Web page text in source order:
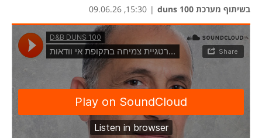
בשיתוף מערכת duns 100 |
15:30, 09.06.26